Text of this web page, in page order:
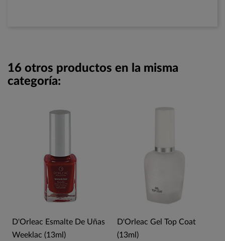
16 otros productos en la misma
categoría:
D'Orleac Esmalte De Uñas
Weeklac (13ml)
D'Orleac Gel Top Coat
(13ml)